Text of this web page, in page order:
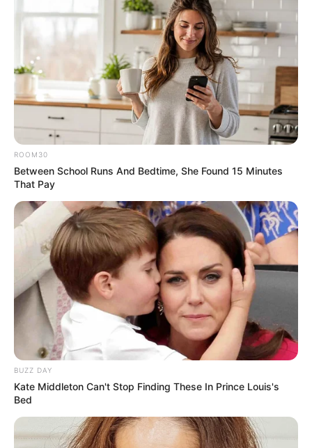
ROOM30
Between School Runs And Bedtime, She Found 15 Minutes
That Pay
BUZZ DAY
Kate Middleton Can't Stop Finding These In Prince Louis's
Bed